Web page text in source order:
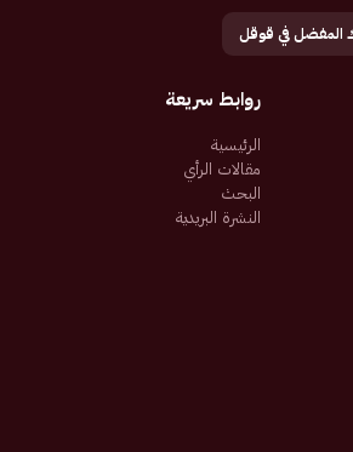
في قوقل
روابط سريعة
الرئيسية
مقالات الرأي
البحث
النشرة البريدية